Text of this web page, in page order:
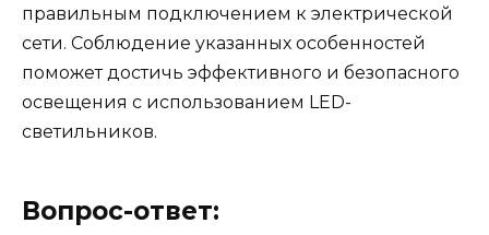
правильным подключением к электрической
сети. Соблюдение указанных особенностей
поможет достичь эффективного и безопасного
освещения с использованием LED-
светильников.
Вопрос-ответ: